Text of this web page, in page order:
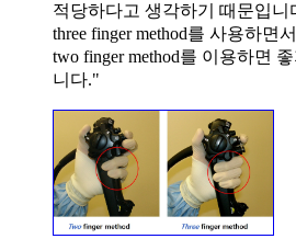
적당하다고 생각하기 때문입니
three finger method를 사용하면
two finger method를 이용하면
니다."